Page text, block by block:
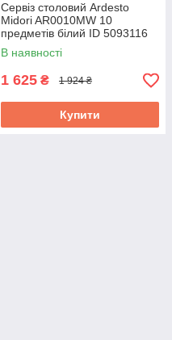
Сервіз столовий Ardesto
Midori AR0010MW 10
предметів білий ID 5093116
В наявності
1 625 ₴ 1 924 ₴
Купити